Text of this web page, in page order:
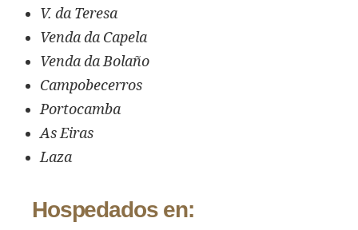
V. da Teresa
Venda da Capela
Venda da Bolaño
Campobecerros
Portocamba
As Eiras
Laza
Hospedados en: